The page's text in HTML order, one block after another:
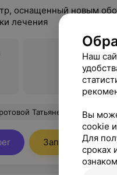
оснащенный новым
лечения
Все
Сергеевне. Замечательный и
Записаться
Наш
Вы
cookie
Для
сроках